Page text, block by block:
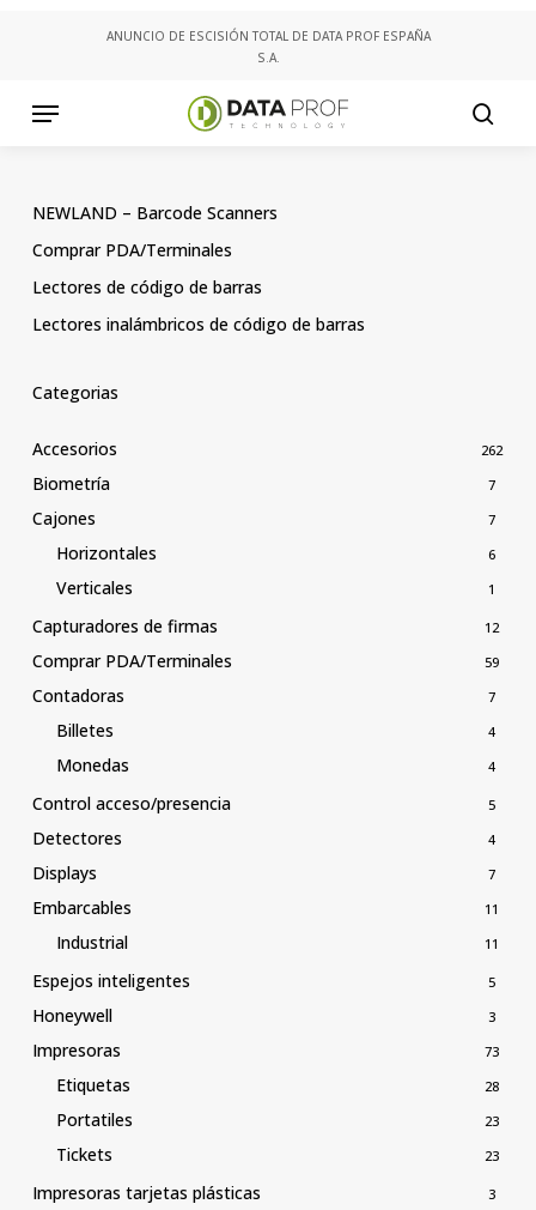
ANUNCIO DE ESCISIÓN TOTAL DE DATA PROF ESPAÑA
S.A.
Menu
NEWLAND – Barcode Scanners
Comprar PDA/Terminales
Lectores de código de barras
Lectores inalámbricos de código de barras
Categorias
Accesorios 262
Biometría 7
Cajones 7
Horizontales 6
Verticales 1
Capturadores de firmas 12
Comprar PDA/Terminales 59
Contadoras 7
Billetes 4
Monedas 4
Control acceso/presencia 5
Detectores 4
Displays 7
Embarcables 11
Industrial 11
Espejos inteligentes 5
Honeywell 3
Impresoras 73
Etiquetas 28
Portatiles 23
Tickets 23
Impresoras tarjetas plásticas 3